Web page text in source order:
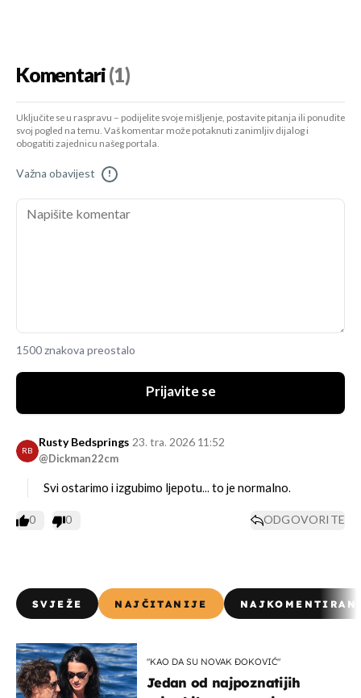
Komentari(1)
Uključite se u raspravu – podijelite svoje mišljenje, postavite pitanja ili ponudite
svoj pogled na temu. Vaš komentar može potaknuti zanimljiv dijalog i
obogatiti zajednicu našeg portala.
Važna obavijest !
1500 znakova preostalo
Prijavite se
RB
Rusty Bedsprings
@Dickman22cm
23. tra. 2026 11:52
Svi ostarimo i izgubimo ljepotu... to je normalno.
0 0 ODGOVORITE
SVJEŽE NAJČITANIJE
"KAO DA SU NOVAK ĐOKOVIĆ"
Jedan od najpoznatijih